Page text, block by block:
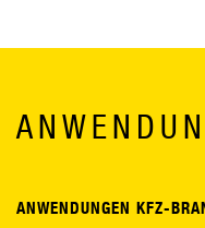
ANWENDUNGEN KFZ-